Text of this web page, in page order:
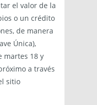
el valor de la
o un crédito
de manera
Única),
martes 18 y
a través
sitio